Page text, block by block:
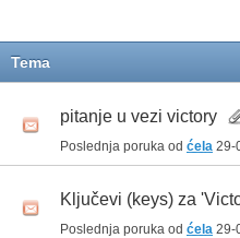
Tema
pitanje u vezi victory
Poslednja poruka od ćela 29-
Ključevi (keys) za
Poslednja poruka od ćela 29-